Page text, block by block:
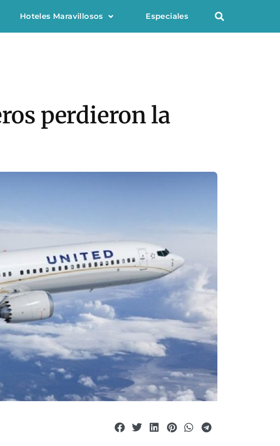
Hoteles Maravillosos Especiales
perdieron la